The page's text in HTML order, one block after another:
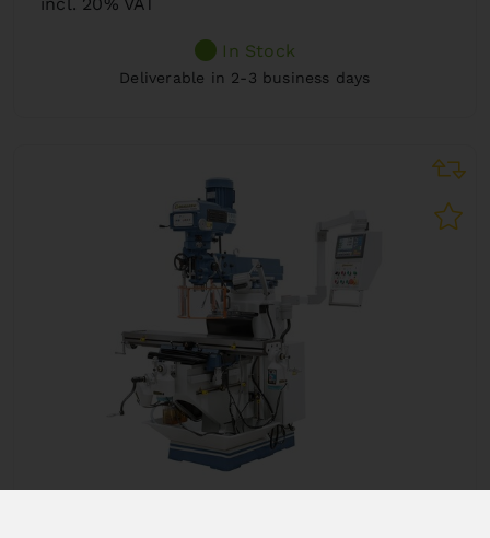
In Stock
Deliverable in 2-3 business days